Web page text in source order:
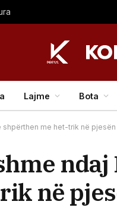
Lajme Bota
shpërthen me het-trik në pjesën
në